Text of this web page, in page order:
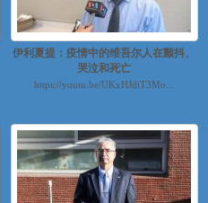
伊利夏提：疫情中的维吾尔人在颤抖、
哭泣和死亡
https://youtu.be/UKxHJdiT3Mo...